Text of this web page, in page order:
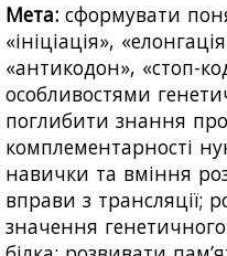
Мета: сформувати
«ініціація»,
«антикодон», «стоп-
особливостями
поглибити знання
комплементарності
навички та вміння
вправи з трансляції;
значення